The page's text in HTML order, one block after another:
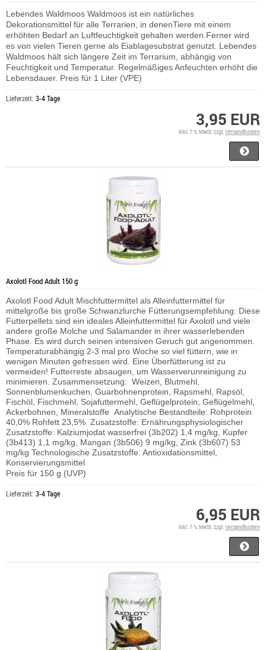
Lebendes Waldmoos Waldmoos ist ein natürliches
Dekorationsmittel für alle Terrarien, in denenTiere mit einem
erhöhten Bedarf an Luftfeuchtigkeit gehalten werden.Ferner wird
es von vielen Tieren gerne als Eiablagesubstrat genutzt. Lebendes
Waldmoos hält sich längere Zeit im Terrarium, abhängig von
Feuchtigkeit und Temperatur. Regelmäßiges Anfeuchten erhöht die
Lebensdauer. Preis für 1 Liter (VPE)
Lieferzeit: 3-4 Tage
3,95 EUR
inkl. 7 % MwSt. zzgl. Versandkosten
Axolotl Food Adult 150 g
Axolotl Food Adult Mischfuttermittel als Alleinfuttermittel für
mittelgroße bis große Schwanzlurche Fütterungsempfehlung: Diese
Futterpellets sind ein ideales Alleinfuttermittel für Axolotl und viele
andere große Molche und Salamander in ihrer wasserlebenden
Phase. Es wird durch seinen intensiven Geruch gut angenommen.
Temperaturabhängig 2-3 mal pro Woche so viel füttern, wie in
wenigen Minuten gefressen wird. Eine Überfütterung ist zu
vermeiden! Futterreste absaugen, um Wasserverunreinigung zu
minimieren. Zusammensetzung: Weizen, Blutmehl,
Sonnenblumenkuchen, Guarbohnenprotein, Rapsmehl, Rapsöl,
Fischöl, Fischmehl, Sojafuttermehl, Geflügelprotein, Geflügelmehl,
Ackerbohnen, Mineralstoffe Analytische Bestandteile: Rohprotein
40,0% Rohfett 23,5% Zusatzstoffe: Ernährungsphysiologischer
Zusatzstoffe: Kalziumjodat wasserfrei (3b202) 1,4 mg/kg, Kupfer
(3b413) 1,1 mg/kg, Mangan (3b506) 9 mg/kg, Zink (3b607) 53
mg/kg Technologische Zusatzstoffe: Antioxidationsmittel,
Konservierungsmittel
Preis für 150 g (UVP)
Lieferzeit: 3-4 Tage
6,95 EUR
inkl. 7 % MwSt. zzgl. Versandkosten